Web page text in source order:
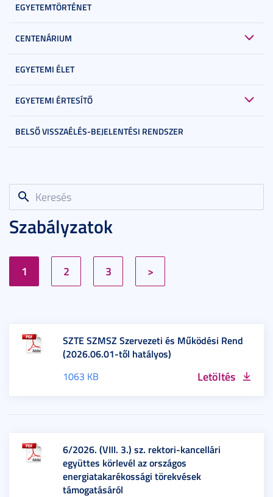
EGYETEMTÖRTÉNET
CENTENÁRIUM
EGYETEMI ÉLET
EGYETEMI ÉRTESÍTŐ
BELSŐ VISSZAÉLÉS-BEJELENTÉSI RENDSZER
Szabályzatok
1 2 3 >
SZTE SZMSZ Szervezeti és Működési Rend
(2026.06.01-től hatályos)
1063 KB Letöltés
6/2026. (VIII. 3.) sz. rektori-kancellári
együttes körlevél az országos
energiatakarékossági törekvések
támogatásáról